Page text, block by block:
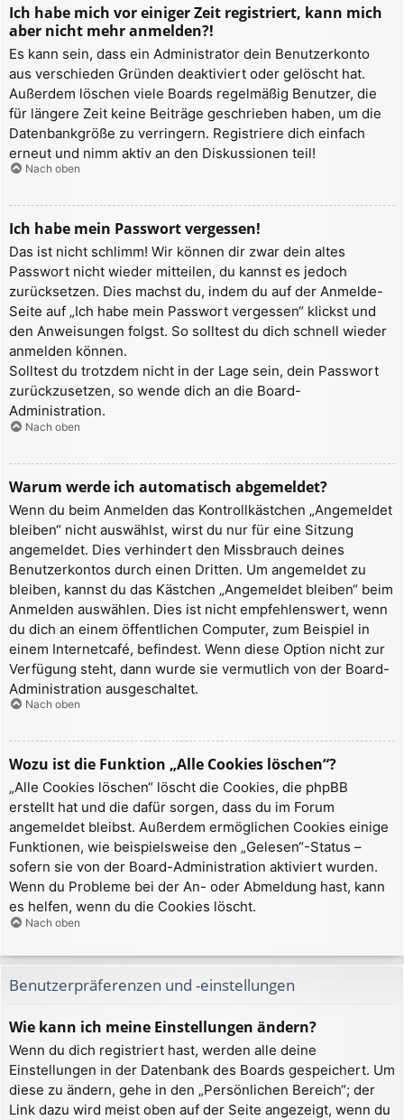
Ich habe mich vor einiger Zeit registriert, kann mich
aber nicht mehr anmelden?!
Es kann sein, dass ein Administrator dein Benutzerkonto
aus verschieden Gründen deaktiviert oder gelöscht hat.
Außerdem löschen viele Boards regelmäßig Benutzer, die
für längere Zeit keine Beiträge geschrieben haben, um die
Datenbankgröße zu verringern. Registriere dich einfach
erneut und nimm aktiv an den Diskussionen teil!
Nach oben
Ich habe mein Passwort vergessen!
Das ist nicht schlimm! Wir können dir zwar dein altes
Passwort nicht wieder mitteilen, du kannst es jedoch
zurücksetzen. Dies machst du, indem du auf der Anmelde-
Seite auf „Ich habe mein Passwort vergessen“ klickst und
den Anweisungen folgst. So solltest du dich schnell wieder
anmelden können.
Solltest du trotzdem nicht in der Lage sein, dein Passwort
zurückzusetzen, so wende dich an die Board-
Administration.
Nach oben
Warum werde ich automatisch abgemeldet?
Wenn du beim Anmelden das Kontrollkästchen „Angemeldet
bleiben“ nicht auswählst, wirst du nur für eine Sitzung
angemeldet. Dies verhindert den Missbrauch deines
Benutzerkontos durch einen Dritten. Um angemeldet zu
bleiben, kannst du das Kästchen „Angemeldet bleiben“ beim
Anmelden auswählen. Dies ist nicht empfehlenswert, wenn
du dich an einem öffentlichen Computer, zum Beispiel in
einem Internetcafé, befindest. Wenn diese Option nicht zur
Verfügung steht, dann wurde sie vermutlich von der Board-
Administration ausgeschaltet.
Nach oben
Wozu ist die Funktion „Alle Cookies löschen“?
„Alle Cookies löschen“ löscht die Cookies, die phpBB
erstellt hat und die dafür sorgen, dass du im Forum
angemeldet bleibst. Außerdem ermöglichen Cookies einige
Funktionen, wie beispielsweise den „Gelesen“-Status –
sofern sie von der Board-Administration aktiviert wurden.
Wenn du Probleme bei der An- oder Abmeldung hast, kann
es helfen, wenn du die Cookies löscht.
Nach oben
Benutzerpräferenzen und -einstellungen
Wie kann ich meine Einstellungen ändern?
Wenn du dich registriert hast, werden alle deine
Einstellungen in der Datenbank des Boards gespeichert. Um
diese zu ändern, gehe in den „Persönlichen Bereich“; der
Link dazu wird meist oben auf der Seite angezeigt, wenn du